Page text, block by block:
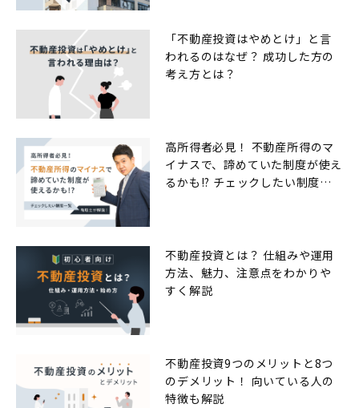
「不動産投資はやめとけ」と言
われるのはなぜ？ 成功した方の
考え方とは？
高所得者必見！ 不動産所得のマ
イナスで、諦めていた制度が使え
るかも!? チェックしたい制度一
不動産投資とは？ 仕組みや運用
方法、魅力、注意点をわかりや
すく解説
不動産投資9つのメリットと8つ
のデメリット！ 向いている人の
特徴も解説